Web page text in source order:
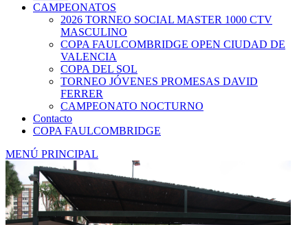
CAMPEONATOS
2026 TORNEO SOCIAL MASTER 1000 CTV
MASCULINO
COPA FAULCOMBRIDGE OPEN CIUDAD DE
VALENCIA
COPA DEL SOL
TORNEO JÓVENES PROMESAS DAVID
FERRER
CAMPEONATO NOCTURNO
Contacto
COPA FAULCOMBRIDGE
MENÚ PRINCIPAL